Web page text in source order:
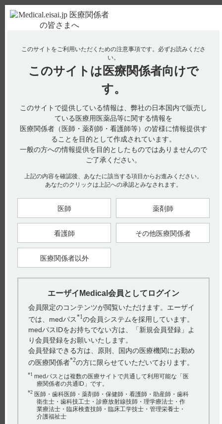
使用期限検索 Drug Information
No : 1786
【ネオフィリン・錠・原末】 小児への投与に関
する注意事項について教えてください。
【ネオフィリン・錠・原末】
小児への投与に関する注意事項について教えてください。
電子添文には、小児への投与に関する以下の記載があります。
9．特定の背景を有する患者に関する注意
9．7 小児等（引用1、2）
9．7．1 小児、幼児、乳児
（1）テオフィリン血中濃度のモニタリングを行うなど慎重に
投与すること。
小児、特に乳幼児は成人に比べて痙攣を惹起しやすく、また、
テオフィリンクリアランスが変動しやすい。
なお、次の小児にはより慎重に投与すること。
・てんかん及び痙攣の既往歴のある小児
痙攣を誘発することがある。
・発熱している小児
がある。
・6ヵ月未満の乳児
乳児期にはテオフィリンクリアランスが一定していない。テオ
ることがある。
（2）小児、特に乳幼児に投与する場合には、保護者等に対
し、発熱時には一時減量あるいは中止するなどの対応を、あら
かじめ指導しておくことが望ましい。
（3）本剤の投与に際しては、保護者等に対し、患児の状態を
十分に観察し、異常が認められた場合には速やかに主治医に連
絡するなどの適切な対応をするように注意を与えること。
小児では一般に自覚症状を訴える能力が劣る。
9．7．2 低出生体重児、新生児
低出生体重児、新生児を対象とした臨床試験は実施していな
【関連情報】
インタビューフォームには、小児への投与に関する以下の記載
があります。
■小児等（引用3）
このサイトをご利用いただくための注意事項です。 必ずお読みくださ
い。
このサイトは 医療関係者向けで
す。
このサイトで提供している情報は、弊社の日本国内で販売し
ている医療用医薬品等に関する情報を
医療関係者（医師・薬剤師・看護師等）の皆様に情報提供す
ることを目的として作成されています。
一般の方への情報提供を目的としたものではありませんので
ご了承ください。
上記の内容を確認後、あなたに該当する項目からお進みください。
あなたのクリックは上記への承認とみなされます。
医師 薬剤師
看護師 その他医療関係者
医療関係者以外
エーザイMedical会員としてログイン
会員限定のコンテンツが閲覧いただけます。エーザイ
では、medパス*1の会員システムを採用しています。
medパスIDをお持ちでない方は、「新規会員登録」よ
り会員登録をお願いいたします。
会員登録できる方は、原則、国内の医療機関にお勤め
の医療関係者*2の方に限らせていただいております。
*1 medパスとは複数の医療サイトで共通して利用可能な「医
療関係者の共通ID」です。
*2 医師・歯科医師・薬剤師・保健師・看護師・助産師・歯科
衛生士・歯科技工士・診療放射線技師・理学療法士・作
業療法士・臨床検査技師・臨床工学技士・管理栄養士・
介護福祉士